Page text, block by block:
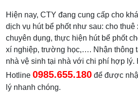
Hiện nay, CTY đang cung cấp cho
dịch vụ hút bể phốt như sau: cho thuê
chuyên dụng, thực hiện hút bể phốt
xí nghiệp, trường học,…. Nhận thông
nhà vệ sinh tại nhà với chi phí hợp lý.
Hotline 0985.655.180 để được
lý nhanh chóng.